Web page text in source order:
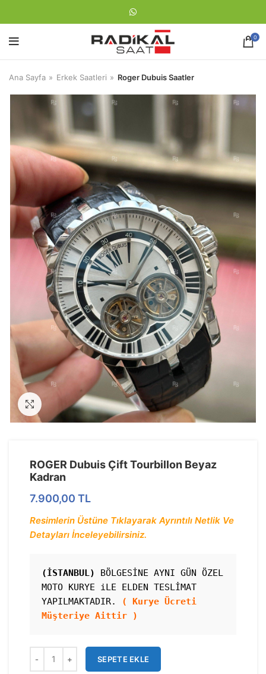
0
Ana Sayfa Erkek Saatleri Roger Dubuis Saatler
Görseli Büyütün
ROGER Dubuis Çift Tourbillon Beyaz
Kadran
7.900,00 TL
Resimlerin Üstüne Tıklayarak Ayrıntılı Netlik Ve
Detayları İnceleyebilirsiniz.
(İSTANBUL)
BÖLGESİNE AYNI GÜN ÖZEL
MOTO KURYE iLE ELDEN TESLİMAT
YAPILMAKTADIR.
( Kurye Ücreti
Müşteriye Aittir )
SEPETE EKLE